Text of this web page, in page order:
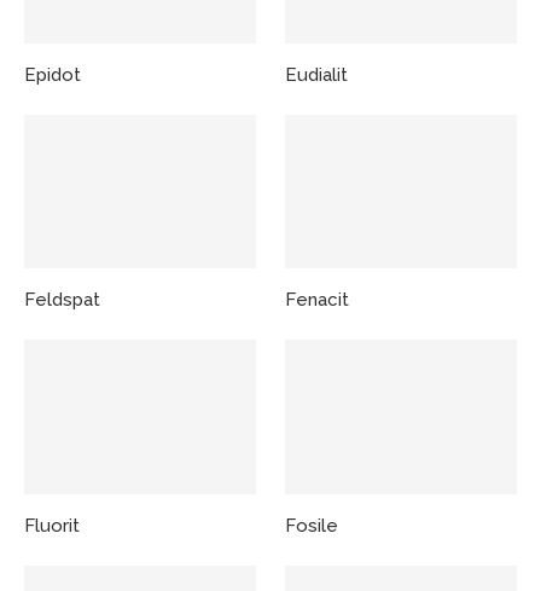
Epidot Eudialit
Feldspat Fenacit
Fluorit Fosile